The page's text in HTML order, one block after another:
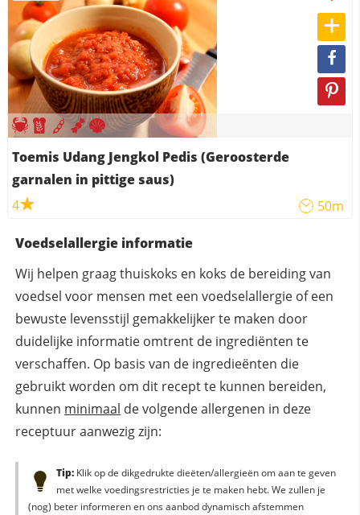
Toemis Udang Jengkol Pedis (Geroosterde
garnalen in pittige saus)
4
50m
Voedselallergie informatie
Wij helpen graag thuiskoks en koks de bereiding van
voedsel voor mensen met een voedselallergie of een
bewuste levensstijl gemakkelijker te maken door
duidelijke informatie omtrent de ingrediënten te
verschaffen. Op basis van de ingredieënten die
gebruikt worden om dit recept te kunnen bereiden,
kunnen minimaal de volgende allergenen in deze
receptuur aanwezig zijn:
Tip:Klik op de dikgedrukte dieëten/allergieën om aan te geven
met welke voedingsrestricties je te maken hebt. We zullen je
(nog) beter informeren en ons aanbod dynamisch afstemmen